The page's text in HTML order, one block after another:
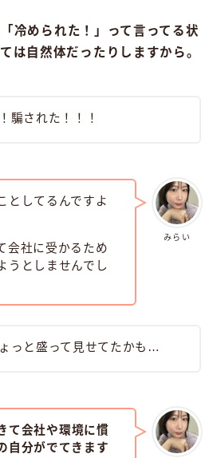
冷められた！」って言ってる状
は自然体だったりしますから。
騙された！！！
みらい
としてるんですよ
会社に受かるため
うとしませんでし
っと盛って見せてたかも…
て会社や環境に慣
自分がでてきます